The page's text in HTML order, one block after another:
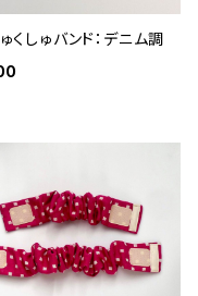
くしゅバンド：デニム調